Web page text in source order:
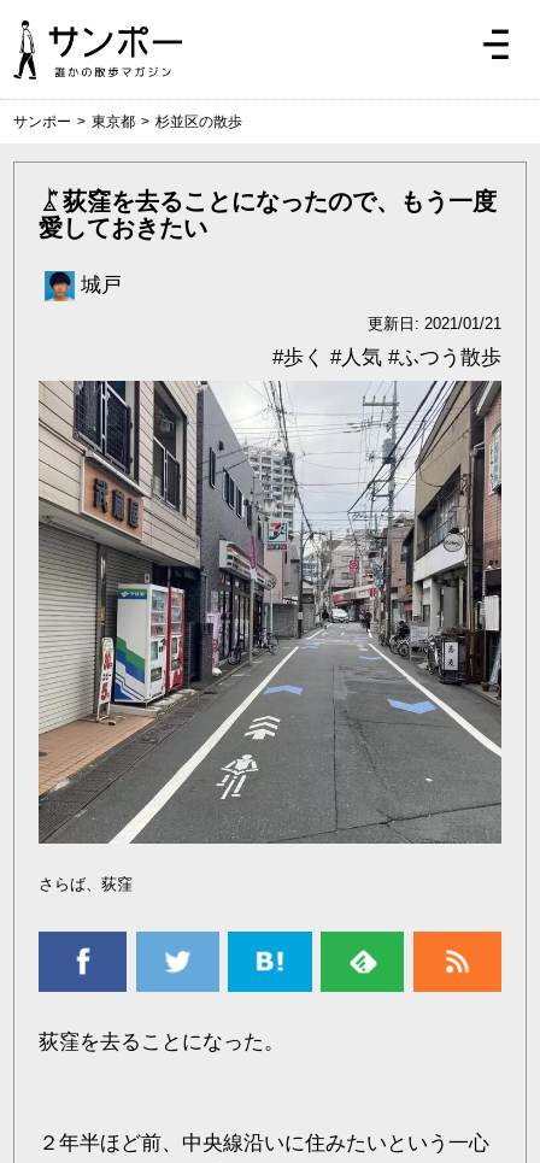
サンポー > 東京都 > 杉並区の散歩
荻窪を去ることになったので、もう一度
愛しておきたい
城戸
更新日: 2021/01/21
#ふつう散歩
#人気
#歩く
さらば、荻窪
荻窪を去ることになった。
２年半ほど前、中央線沿いに住みたいという一心